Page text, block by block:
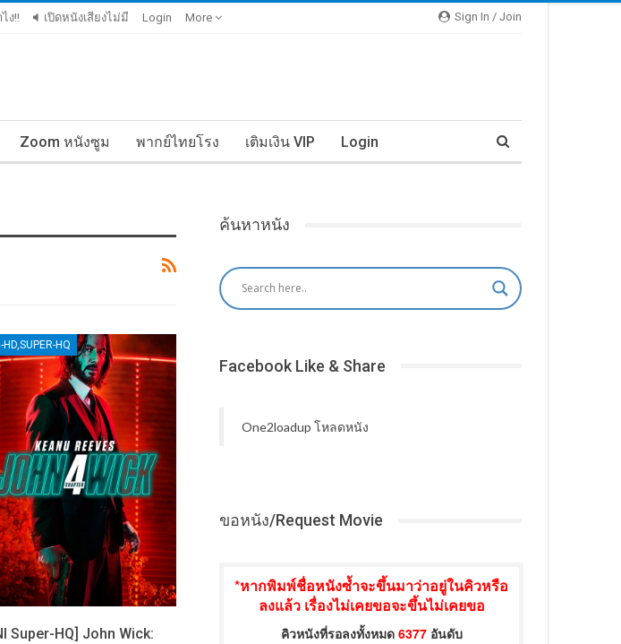
Sign In / Join
ง!! เปิดหนังเสียงไม่มี Login More
Zoom หนังซูม พากย์ไทยโรง เติมเงิน VIP Login
HD,SUPER-HQ
Super-HQ] John Wick:
ค้นหาหนัง
Facebook Like & Share
One2loadup โหลดหนัง
ขอหนัง/Request Movie